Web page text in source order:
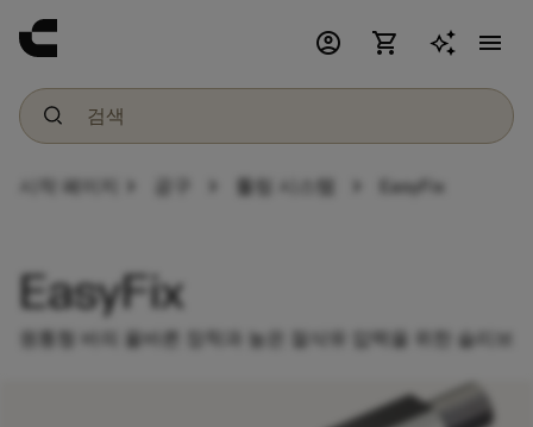
account_circle shopping_cart menu
chevron_right chevron_right 툴링 시스템 chevron_right EasyFix
EasyFix
원통형 바의 올바른 장착과 높은 절삭유 압력을 위한 슬리브